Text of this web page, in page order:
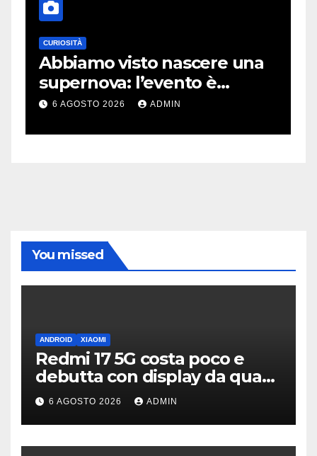
CURIOSITÀ
Abbiamo visto nascere una
supernova: l’evento è
rarissimo
6 AGOSTO 2026 ADMIN
You missed
ANDROID XIAOMI
Redmi 17 5G costa poco e
debutta con display da quasi
7 pollici e batteria enorme
6 AGOSTO 2026 ADMIN